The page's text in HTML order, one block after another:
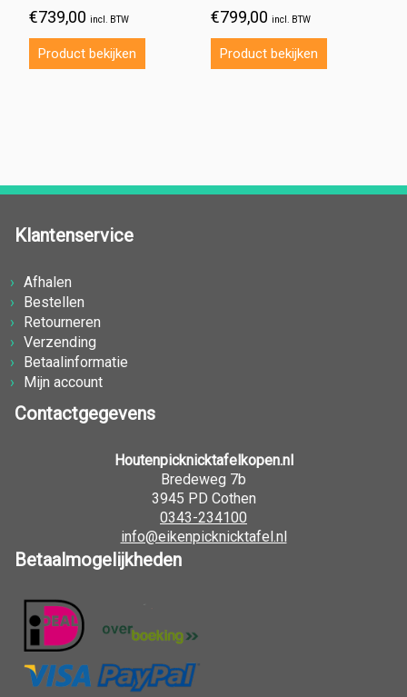
€739,00 incl. BTW
Product bekijken
€799,00 incl. BTW
Product bekijken
Klantenservice
Afhalen
Bestellen
Retourneren
Verzending
Betaalinformatie
Mijn account
Contactgegevens
Houtenpicknicktafelkopen.nl
Bredeweg 7b
3945 PD Cothen
0343-234100
info@eikenpicknicktafel.nl
Betaalmogelijkheden